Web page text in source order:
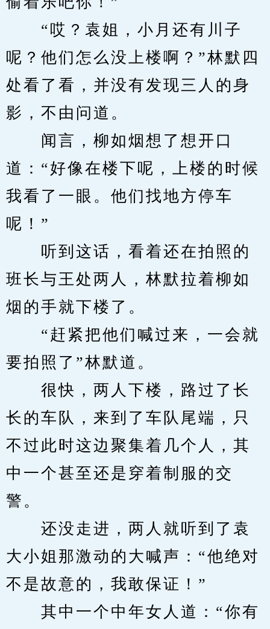
“哎？袁姐，小月还有川子
呢？他们怎么没上楼啊？”林默四
处看了看，并没有发现三人的身
影，不由问道。
闻言，柳如烟想了想开口
道：“好像在楼下呢，上楼的时候
我看了一眼。他们找地方停车
呢！”
听到这话，看着还在拍照的
班长与王处两人，林默拉着柳如
烟的手就下楼了。
“赶紧把他们喊过来，一会就
要拍照了”林默道。
很快，两人下楼，路过了长
长的车队，来到了车队尾端，只
不过此时这边聚集着几个人，其
中一个甚至还是穿着制服的交
警。
还没走进，两人就听到了袁
大小姐那激动的大喊声：“他绝对
不是故意的，我敢保证！”
其中一个中年女人道：“你有